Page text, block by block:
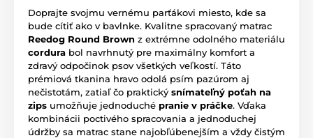
Doprajte svojmu vernému parťákovi miesto, kde sa
bude cítiť ako v bavlnke. Kvalitne spracovaný matrac
Reedog Round Brown z extrémne odolného materiálu
cordura bol navrhnutý pre maximálny komfort a
zdravý odpočinok psov všetkých veľkostí. Táto
prémiová tkanina hravo odolá psím pazúrom aj
nečistotám, zatiaľ čo praktický snímateľný poťah na
zips umožňuje jednoduché pranie v práčke. Vďaka
kombinácii poctivého spracovania a jednoduchej
údržby sa matrac stane najobľúbenejším a vždy čistým